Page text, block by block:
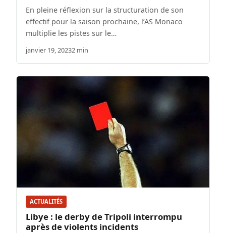
En pleine réflexion sur la structuration de son
effectif pour la saison prochaine, l’AS Monaco
multiplie les pistes sur le…
janvier 19, 20232 min
ACTUALITÉS
Libye : le derby de Tripoli interrompu
après de violents incidents